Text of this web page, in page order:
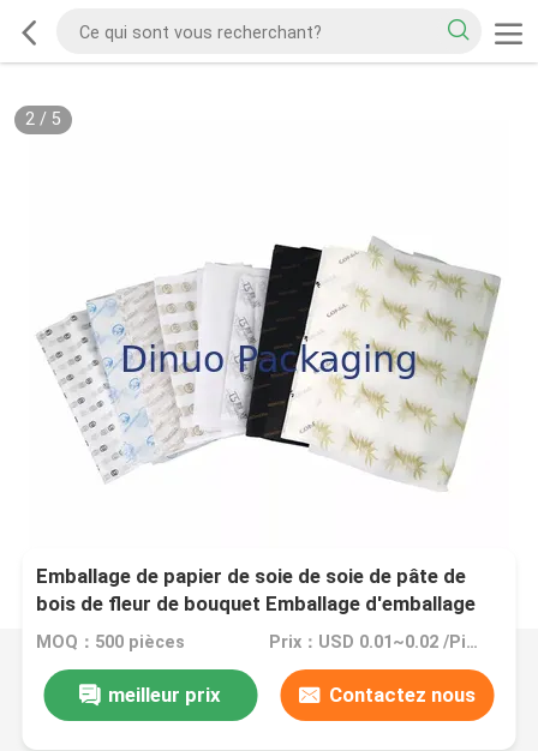
2/ 5
Emballage de papier de soie de soie de pâte de
bois de fleur de bouquet Emballage d'emballage
de cadeau de Noël
MOQ：500 pièces Prix：USD 0.01~0.02 /Pieces
meilleur prix Contactez nous